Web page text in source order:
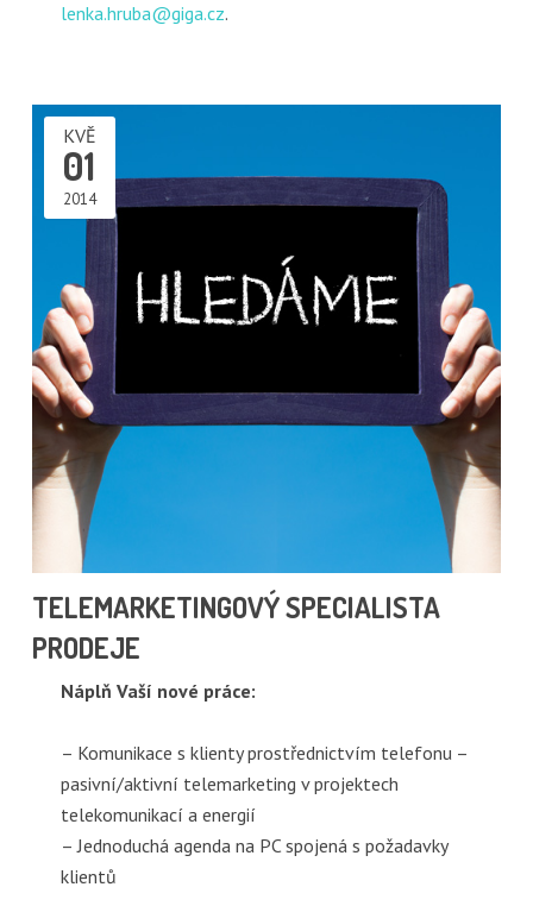
lenka.hruba@giga.cz.
TELEMARKETINGOVÝ SPECIALISTA
PRODEJE
KVĚ
01
2014
Náplň Vaší nové práce:
– Komunikace s klienty prostřednictvím telefonu –
pasivní/aktivní telemarketing v projektech
telekomunikací a energií
– Jednoduchá agenda na PC spojená s požadavky
klientů